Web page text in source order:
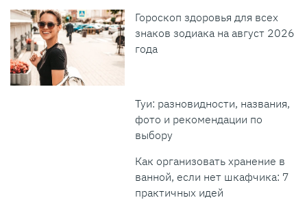
Гороскоп здоровья для всех
знаков зодиака на август 2026
года
Туи: разновидности, названия,
фото и рекомендации по
выбору
Как организовать хранение в
ванной, если нет шкафчика: 7
практичных идей